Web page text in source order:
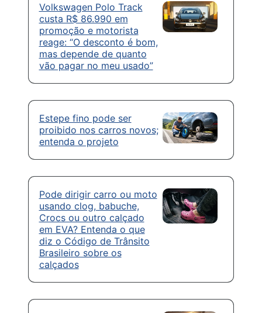
Volkswagen Polo Track
custa R$ 86.990 em
promoção e motorista
reage: “O desconto é bom,
mas depende de quanto
vão pagar no meu usado”
Estepe fino pode ser
proibido nos carros novos;
entenda o projeto
Pode dirigir carro ou moto
usando clog, babuche,
Crocs ou outro calçado
em EVA? Entenda o que
diz o Código de Trânsito
Brasileiro sobre os
calçados